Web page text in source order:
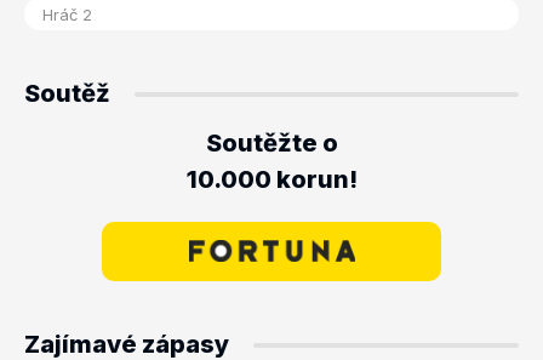
Soutěž
Soutěžte o
10.000 korun!
Zajímavé zápasy